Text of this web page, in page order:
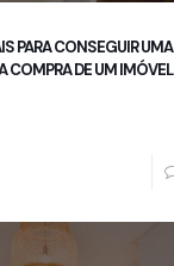
PARA CONSEGUIR UMA
COMPRA DE UM IMÓVEL